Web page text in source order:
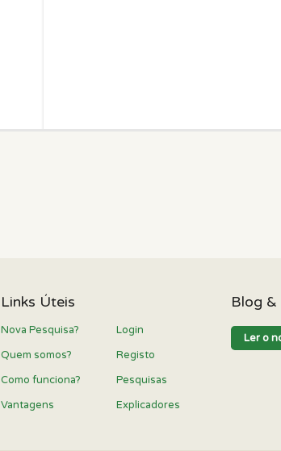
Links Úteis
Nova Pesquisa?
Quem somos?
Como funciona?
Vantagens
Login
Registo
Pesquisas
Explicadores
Blog &
Ler o